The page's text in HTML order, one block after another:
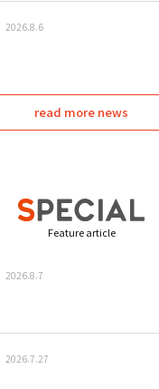
2026.8.6
read more news
Feature article
2026.8.7
2026.7.27